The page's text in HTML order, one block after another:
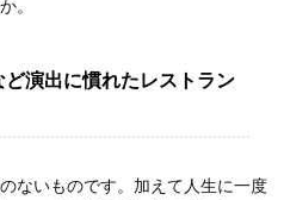
。
ど演出に慣れたレストラン
ないものです。加えて人生に一度